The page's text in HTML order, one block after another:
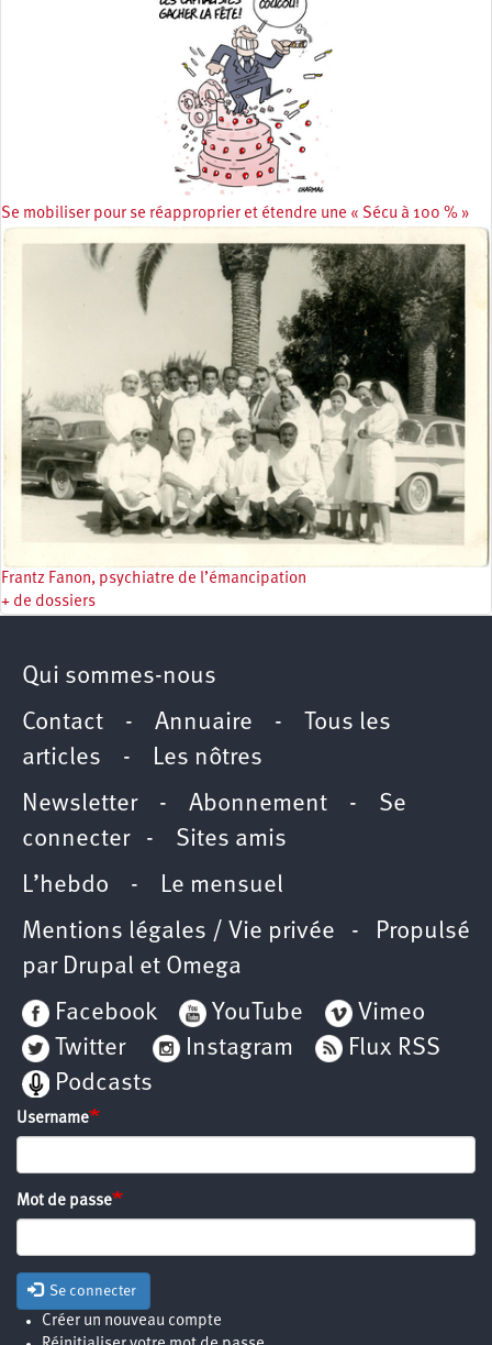
Se mobiliser pour se réapproprier et étendre une « Sécu à 100 % »
Frantz Fanon, psychiatre de l’émancipation
+ de dossiers
Qui sommes-nous
Contact - Annuaire -
Tous les
articles - Les nôtres
Newsletter- Abonnement - Se
connecter- Sites amis
L’hebdo - Le mensuel
Mentions légales / Vie privée - Propulsé
par Drupal et Omega
Facebook
YouTube
Vimeo
Twitter
Instagram
Flux RSS
Podcasts
Username
Mot de passe
Se connecter
Créer un nouveau compte